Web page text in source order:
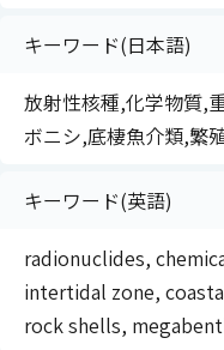
キーワード(日本語)
放射性核種,化学物質,
ボニシ,底棲魚介類,繁
キーワード(英語)
radionuclides,
intertidal zone,
rock shells,